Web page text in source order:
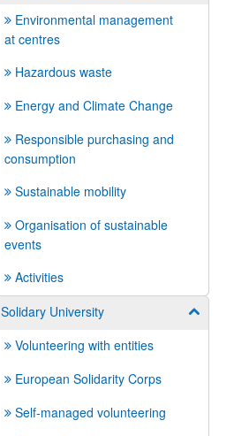
Environmental management
at centres
Hazardous waste
Energy and Climate Change
Responsible purchasing and
consumption
Sustainable mobility
Organisation of sustainable
events
Activities
Solidary University
Show/
Volunteering with entities
European Solidarity Corps
Self-managed volunteering